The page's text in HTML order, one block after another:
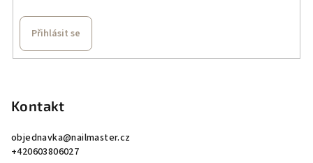
Přihlásit se
Kontakt
objednavka@nailmaster.cz
+420603806027